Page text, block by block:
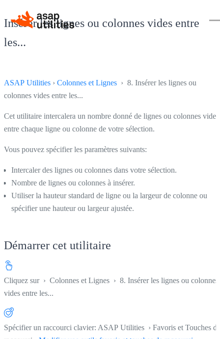
Insérer les lignes ou colonnes vides entre
les...
ASAP Utilities › Colonnes et Lignes › 8. Insérer les lignes ou
colonnes vides entre les...
Cet utilitaire intercalera un nombre donné de lignes ou colonnes vides
entre chaque ligne ou colonne de votre sélection.
Vous pouvez spécifier les paramètres suivants:
Intercaler des lignes ou colonnes dans votre sélection.
Nombre de lignes ou colonnes à insérer.
Utiliser la hauteur standard de ligne ou la largeur de colonne ou
spécifier une hauteur ou largeur ajustée.
Démarrer cet utilitaire
Cliquez sur › Colonnes et Lignes › 8. Insérer les lignes ou colonnes
vides entre les...
Spécifier un raccourci clavier: ASAP Utilities › Favoris et Touches de